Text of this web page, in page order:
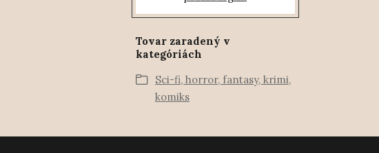
Tovar zaradený v
kategóriách
Sci-fi, horror, fantasy, krimi,
komiks